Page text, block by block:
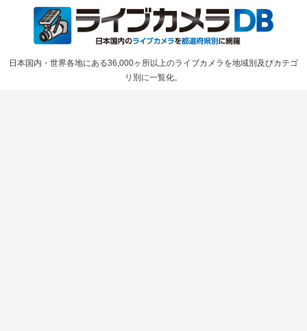
日本国内・世界各地にある36,000ヶ所以上のライブカメラを地域別及びカテゴ
リ別に一覧化。